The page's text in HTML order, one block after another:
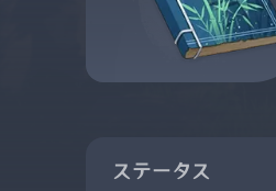
ステータス